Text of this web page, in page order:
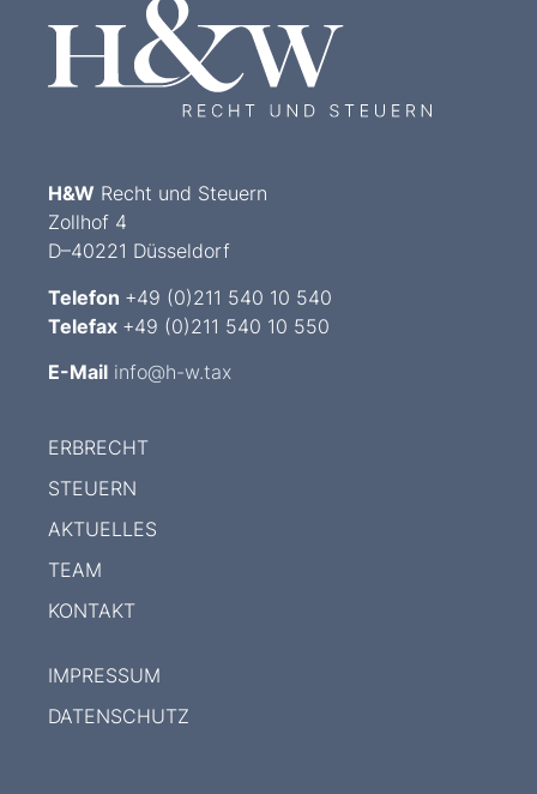
H&W Recht und Steuern
Zollhof 4
D–40221 Düsseldorf
Telefon +49 (0)211 540 10 540
Telefax +49 (0)211 540 10 550
E-Mail info@h-w.tax
ERBRECHT
STEUERN
AKTUELLES
TEAM
KONTAKT
IMPRESSUM
DATENSCHUTZ